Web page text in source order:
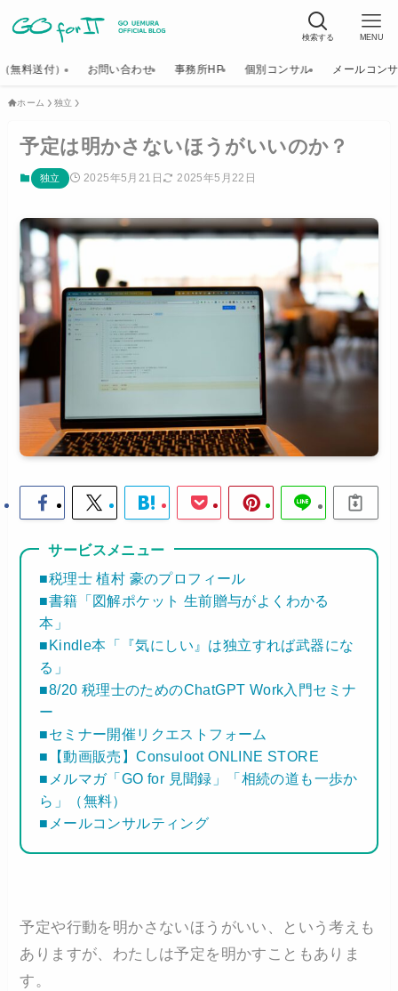
検索する MENU
無料送付） お問い合わせ 事務所HP 個別コンサル メールコン
ホーム 独立
予定は明かさないほうがいいのか？
独立 2025年5月21日 2025年5月22日
サービスメニュー
■税理士 植村 豪のプロフィール
■書籍「図解ポケット 生前贈与がよくわかる
本」
■Kindle本「『気にしい』は独立すれば武器にな
る」
■8/20 税理士のためのChatGPT Work入門セミナ
ー
■セミナー開催リクエストフォーム
■【動画販売】Consuloot ONLINE STORE
■メルマガ「GO for 見聞録」「相続の道も一歩か
ら」（無料）
■メールコンサルティング
予定や行動を明かさないほうがいい、という考えも
ありますが、わたしは予定を明かすこともありま
す。